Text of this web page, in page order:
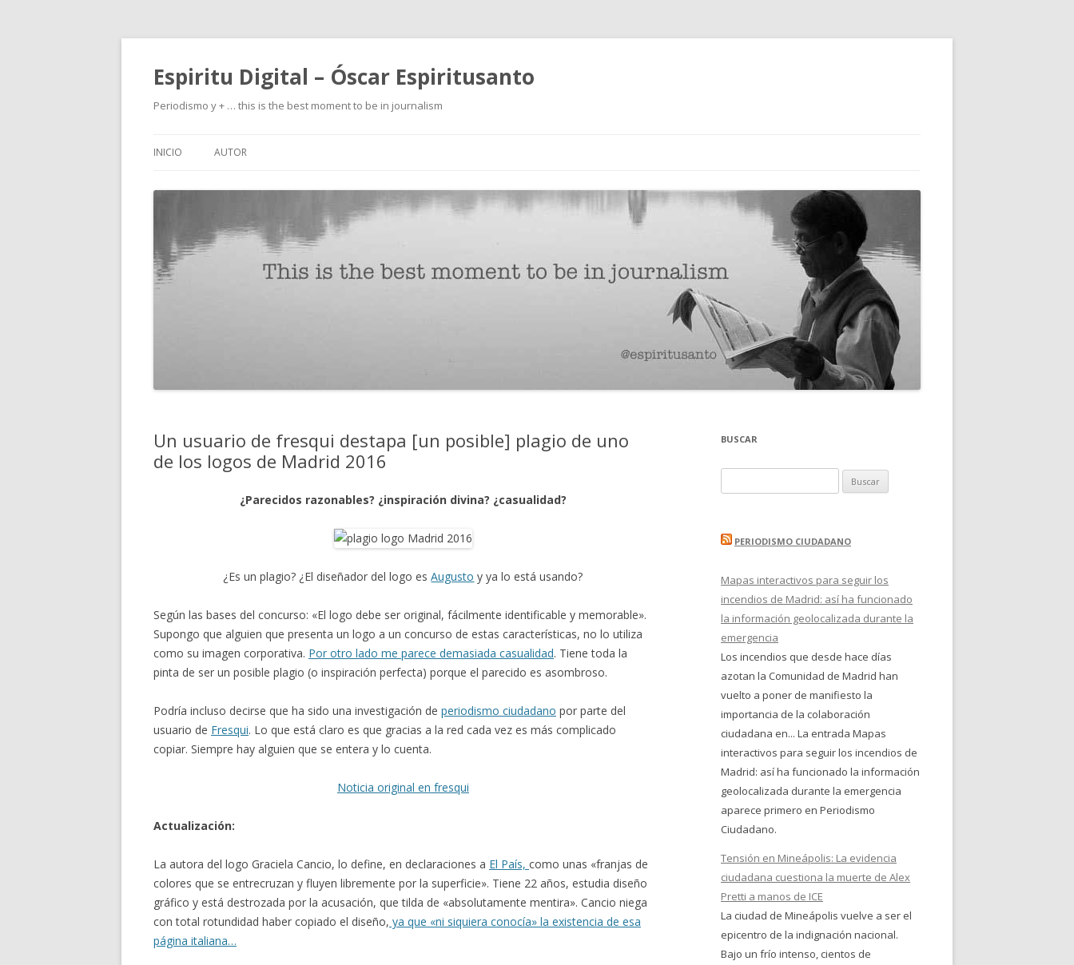
Espiritu Digital – Óscar Espiritusanto
Periodismo y + … this is the best moment to be in journalism
INICIO AUTOR
Un usuario de fresqui destapa [un posible] plagio de uno
de los logos de Madrid 2016
¿Parecidos razonables? ¿inspiración divina? ¿casualidad?
¿Es un plagio? ¿El diseñador del logo esAugusto y ya lo está usando?
Según las bases del concurso: «El logo debe ser original, fácilmente identificable y memorable».
Supongo que alguien que presenta un logo a un concurso de estas características, no lo utiliza
como su imagen corporativa. Por otro lado me parece demasiada casualidad. Tiene toda la
pinta de ser un posible plagio (o inspiración perfecta) porque el parecido es asombroso.
Podría incluso decirse que ha sido una investigación de periodismo ciudadano por parte del
usuario de Fresqui. Lo que está claro es que gracias a la red cada vez es más complicado
copiar. Siempre hay alguien que se entera y lo cuenta.
Noticia original en fresqui
Actualización:
La autora del logo Graciela Cancio, lo define, en declaraciones a El País, como unas «franjas de
colores que se entrecruzan y fluyen libremente por la superficie». Tiene 22 años, estudia diseño
gráfico y está destrozada por la acusación, que tilda de «absolutamente mentira». Cancio niega
con total rotundidad haber copiado el diseño, ya que «ni siquiera conocía» la existencia de esa
página italiana…
BUSCAR
PERIODISMO CIUDADANO
Mapas interactivos para seguir los
incendios de Madrid: así ha funcionado
la información geolocalizada durante la
emergencia
Los incendios que desde hace días
azotan la Comunidad de Madrid han
vuelto a poner de manifiesto la
importancia de la colaboración
ciudadana en... La entrada Mapas
interactivos para seguir los incendios de
Madrid: así ha funcionado la información
geolocalizada durante la emergencia
aparece primero en Periodismo
Ciudadano.
Tensión en Mineápolis: La evidencia
ciudadana cuestiona la muerte de Alex
Pretti a manos de ICE
La ciudad de Mineápolis vuelve a ser el
epicentro de la indignación nacional.
Bajo un frío intenso, cientos de